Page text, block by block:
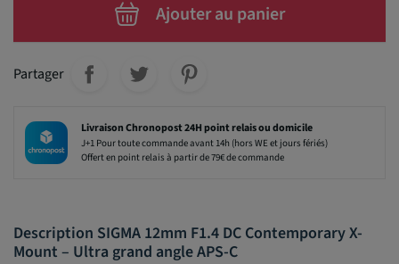
Ajouter au panier
Partager
Livraison Chronopost 24H point relais ou domicile
J+1 Pour toute commande avant 14h (hors WE et jours fériés)
Offert en point relais à partir de 79€ de commande
Description SIGMA 12mm F1.4 DC Contemporary X-
Mount – Ultra grand angle APS-C